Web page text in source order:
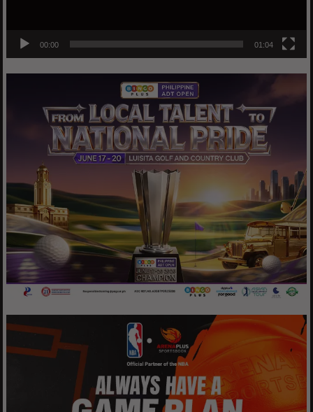
00:00 01:04